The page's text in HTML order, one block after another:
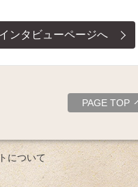
ンタビューページへ
PAGE TOP
について